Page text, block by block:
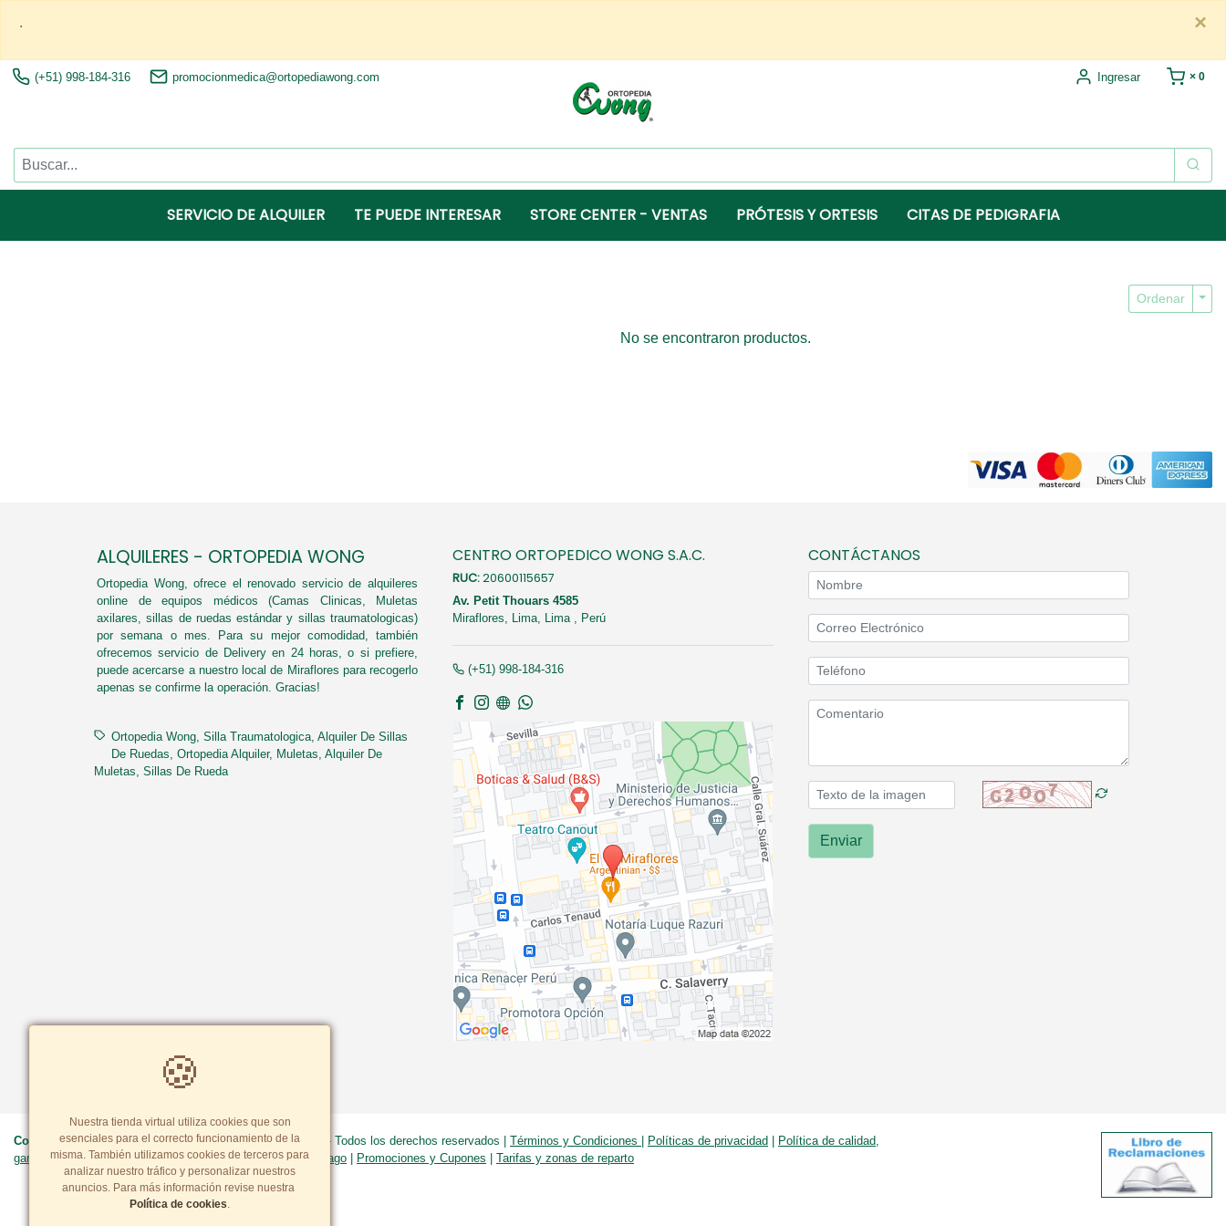
. ×
(+51) 998-184-316 promocionmedica@ortopediawong.com Ingresar × 0
SERVICIO DE ALQUILER TE PUEDE INTERESAR STORE CENTER - VENTAS PRÓTESIS Y ORTESIS CITAS DE PEDIGRAFIA
Ordenar
No se encontraron productos.
ALQUILERES - ORTOPEDIA WONG
Ortopedia Wong, ofrece el renovado servicio de alquileres
online de equipos médicos (Camas Clinicas, Muletas
axilares, sillas de ruedas estándar y sillas traumatologicas)
por semana o mes. Para su mejor comodidad, también
ofrecemos servicio de Delivery en 24 horas, o si prefiere,
puede acercarse a nuestro local de Miraflores para recogerlo
apenas se confirme la operación. Gracias!
Ortopedia Wong Silla Traumatologica Alquiler De Sillas
De Ruedas
Ortopedia Alquiler Muletas Alquiler De
Muletas Sillas De Rueda
CENTRO ORTOPEDICO WONG S.A.C.
RUC:20600115657
Av. Petit Thouars 4585
Miraflores,
Lima, Lima Perú
(+51) 998-184-316
CONTÁCTANOS
Enviar
Copyright© 2026 CENTRO ORTOPEDICO WONG S.A.C. - Todos los derechos reservados Términos y Condiciones Políticas de privacidad
Política de calidad,
garantía y devoluciones|Política de cookies|Formas de pago Promociones y Cupones Tarifas y zonas de reparto
🍪
Nuestra tienda virtual utiliza cookies que son
esenciales para el correcto funcionamiento de la
misma. También utilizamos cookies de terceros para
analizar nuestro tráfico y personalizar nuestros
anuncios. Para más información revise nuestra
Política de cookies.